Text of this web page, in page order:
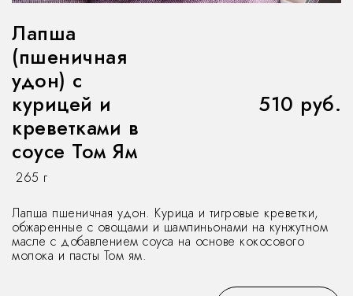
Лапша
(пшеничная
удон) с
курицей и
креветками в
соусе Том Ям
265 г
510 руб.
Лапша пшеничная удон. Курица и тигровые креветки,
обжаренные с овощами и шампиньонами на кунжутном
масле с добавлением соуса на основе кокосового
молока и пасты Том ям.